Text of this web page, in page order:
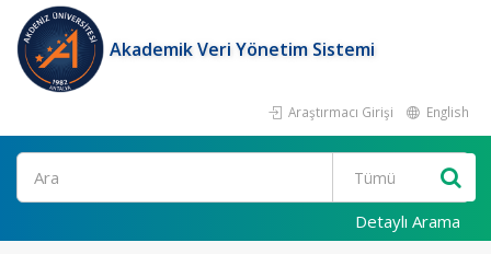
Akademik Veri Yönetim Sistemi
Araştırmacı Girişi English
Ara
Detaylı Arama